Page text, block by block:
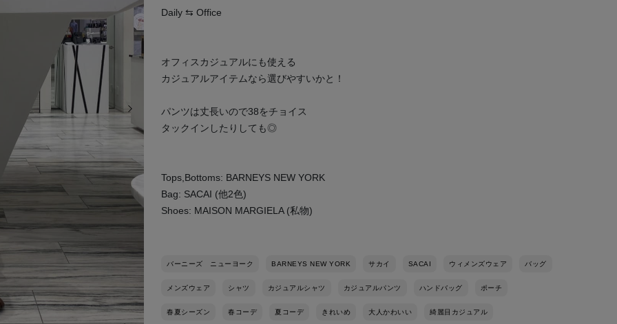
Daily ⇆ Office
オフィスカジュアルにも使える
カジュアルアイテムなら選びやすいかと！
パンツは丈長いので38をチョイス
タックインしたりしても◎
Tops,Bottoms: BARNEYS NEW YORK
Bag: SACAI (他2色)
Shoes: MAISON MARGIELA (私物)
バーニーズ ニューヨーク BARNEYS NEW YORK サカイ SACAI ウィメンズウェア バッグ
メンズウェア シャツ カジュアルシャツ カジュアルパンツ ハンドバッグ ポーチ
春夏シーズン 春コーデ 夏コーデ きれいめ 大人かわいい 綺麗目カジュアル